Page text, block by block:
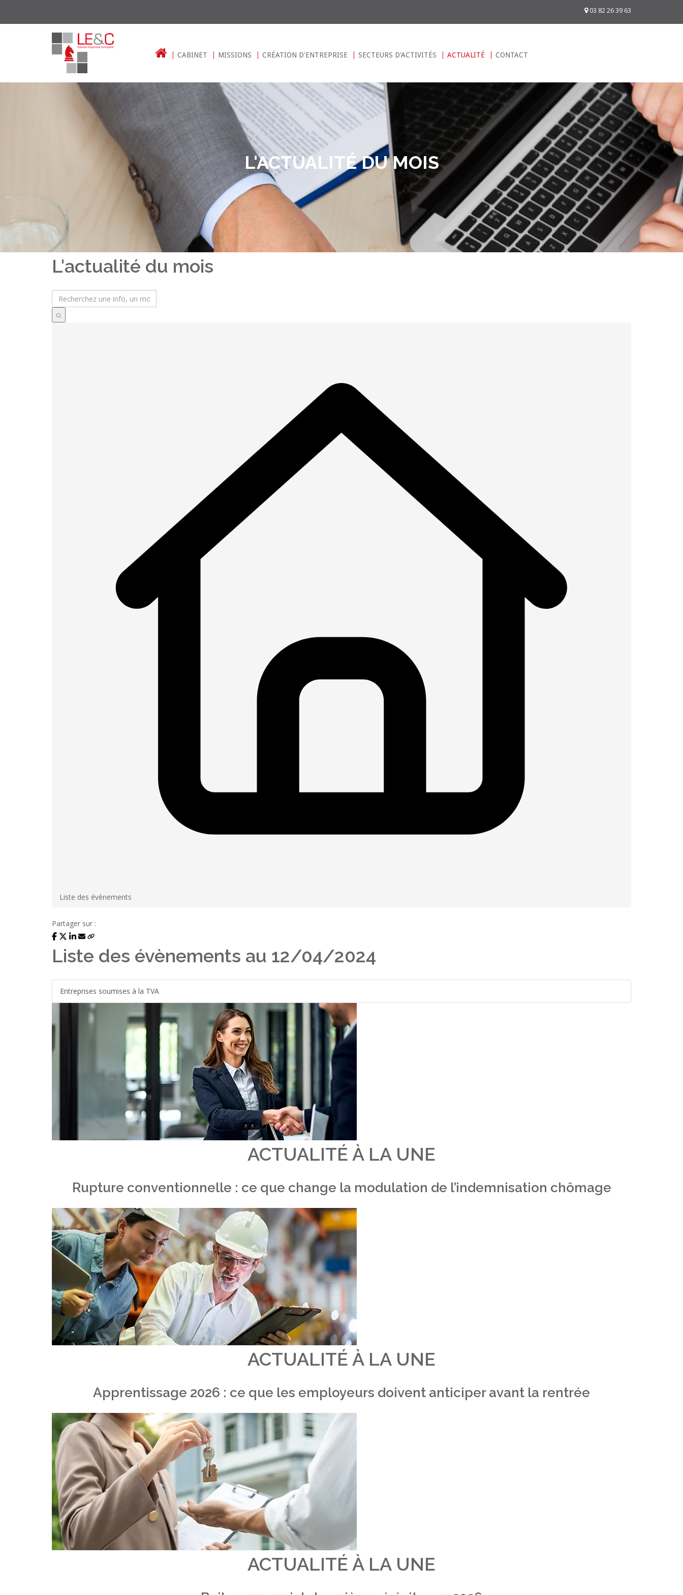
03 82 26 39 63
CABINET MISSIONS CRÉATION D'ENTREPRISE SECTEURS D'ACTIVITÉS ACTUALITÉ CONTACT
L'ACTUALITÉ DU MOIS
L'actualité du mois
Liste des évènements
Partager sur :
Liste des évènements au 12/04/2024
Entreprises soumises à la TVA
ACTUALITÉ À LA UNE
Rupture conventionnelle : ce que change la modulation de l’indemnisation chômage
ACTUALITÉ À LA UNE
Apprentissage 2026 : ce que les employeurs doivent anticiper avant la rentrée
ACTUALITÉ À LA UNE